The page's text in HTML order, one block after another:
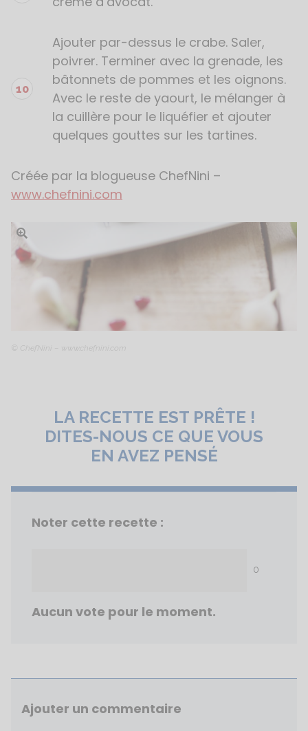
Ajouter par-dessus le crabe. Saler,
poivrer. Terminer avec la grenade, les
bâtonnets de pommes et les oignons.
Avec le reste de yaourt, le mélanger à
la cuillère pour le liquéfier et ajouter
quelques gouttes sur les tartines.
Créée par la blogueuse ChefNini –
www.chefnini.com
Ouvrir l'image
© ChefNini – www.chefnini.com
LA RECETTE EST PRÊTE !
DITES-NOUS CE QUE VOUS
EN AVEZ PENSÉ
Noter cette recette :
0
Aucun vote pour le moment.
Ajouter un commentaire